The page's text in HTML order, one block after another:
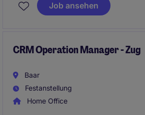
Job ansehen
CRM Operation Manager - Zug
Baar
Festanstellung
Home Office